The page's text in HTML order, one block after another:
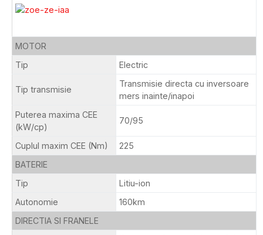
MOTOR
Tip
Electric
Tip transmisie
Transmisie directa cu inversoare
mers inainte/inapoi
Puterea maxima CEE
(kW/cp)
70/95
Cuplul maxim CEE (Nm)
225
BATERIE
Tip
Litiu-ion
Autonomie
160km
DIRECTIA SI FRANELE